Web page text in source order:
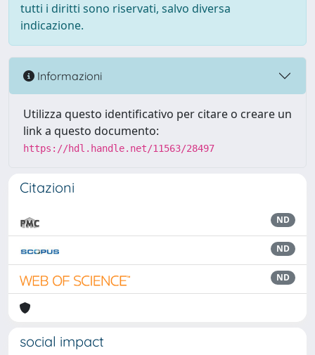
tutti i diritti sono riservati, salvo diversa
indicazione.
Informazioni
Utilizza questo identificativo per citare o creare un
link a questo documento:
https://hdl.handle.net/11563/28497
Citazioni
ND
ND
ND
social impact